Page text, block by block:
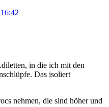
in die ich mit den
Das isoliert
nehmen, die sind höher und